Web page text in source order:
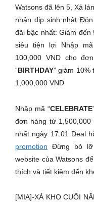
Watsons đã lên 5, Xả
nhân dịp sinh nhật
đãi bậc nhất: Giảm đến
siêu tiện lợi Nhập
100,000 VND cho
“BIRTHDAY” giảm 10%
1,000,000 VND
Nhập mã “CELEBRATE
đơn hàng từ
nhất ngày 17.01 Deal
promotion Đừng bỏ
website của Watsons
thích và tiết kiệm đến
[MIA]-XẢ KHO CUỐI